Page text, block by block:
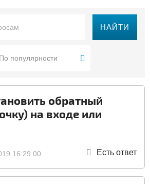
НАЙТИ
обратный
на входе или
16:29:00 Есть ответ